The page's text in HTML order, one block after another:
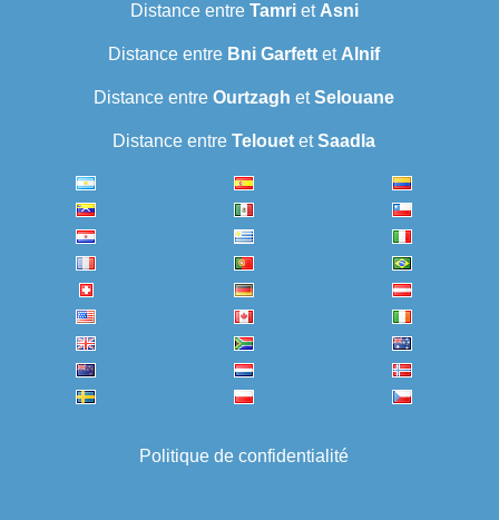
Distance entre Tamriet Asni
Distance entre Bni Garfett et Alnif
Distance entre Ourtzagh etSelouane
Distance entre Telouet etSaadla
Politique de confidentialité